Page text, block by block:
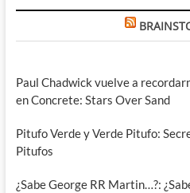
Paul Chadwick vuelve a
en Concrete: Stars Over Sand
Pitufo Verde y Verde Pitufo:
Pitufos
¿Sabe George RR Martin…?: